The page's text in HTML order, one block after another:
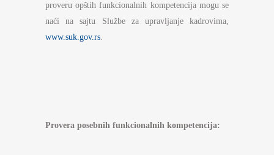
proveru opštih funkcionalnih kompetencija mogu se
naći na sajtu Službe za upravljanje kadrovima,
www.suk.gov.rs.
Provera posebnih funkcionalnih kompetencija: